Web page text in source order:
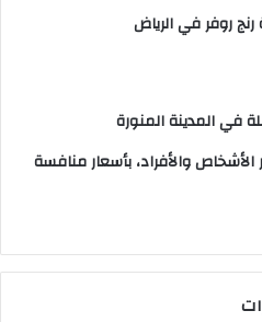
رنج روفر في الرياض
في المدينة المنورة
الأشخاص والأفراد، بأسعار منافسة